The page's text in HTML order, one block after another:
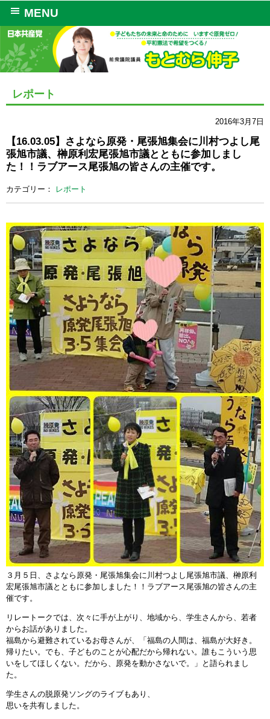
MENU
レポート
2016年3月7日
【16.03.05】さよなら原発・尾張旭集会に川村つよし尾
張旭市議、榊原利宏尾張旭市議とともに参加しまし
た！！ラブアース尾張旭の皆さんの主催です。
カテゴリー： レポート
３月５日、さよなら原発・尾張旭集会に川村つよし尾張旭市議、榊原利
宏尾張旭市議とともに参加しました！！ラブアース尾張旭の皆さんの主
催です。
リレートークでは、次々に手が上がり、地域から、学生さんから、若者
からお話がありました。
福島から避難されているお母さんが、「福島の人間は、福島が大好き。
帰りたい。でも、子どものことが心配だから帰れない。誰もこういう思
いをしてほしくない。だから、原発を動かさないで。」と語られまし
た。
学生さんの脱原発ソングのライブもあり、
思いを共有しました。